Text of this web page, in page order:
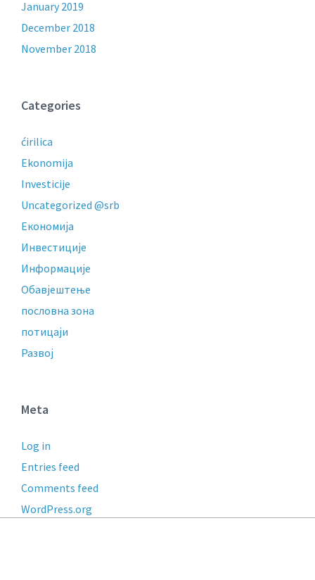
January 2019
December 2018
November 2018
Categories
ćirilica
Ekonomija
Investicije
Uncategorized @srb
Економија
Инвестиције
Информације
Обавјештење
пословнa зонa
потицаји
Развој
Meta
Log in
Entries feed
Comments feed
WordPress.org